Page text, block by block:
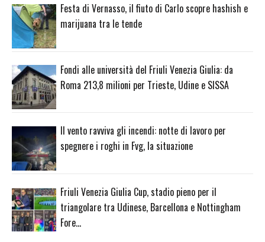
Festa di Vernasso, il fiuto di Carlo scopre hashish e
marijuana tra le tende
Fondi alle università del Friuli Venezia Giulia: da
Roma 213,8 milioni per Trieste, Udine e SISSA
Il vento ravviva gli incendi: notte di lavoro per
spegnere i roghi in Fvg, la situazione
Friuli Venezia Giulia Cup, stadio pieno per il
triangolare tra Udinese, Barcellona e Nottingham
Fore…